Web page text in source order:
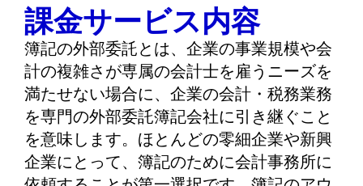
課金サービス内容
簿記の外部委託とは、企業の事業規模や会
計の複雑さが専属の会計士を雇うニーズを
満たせない場合に、企業の会計・税務業務
を専門の外部委託簿記会社に引き継ぐこと
を意味します。ほとんどの零細企業や新興
企業にとって、簿記のために会計事務所に